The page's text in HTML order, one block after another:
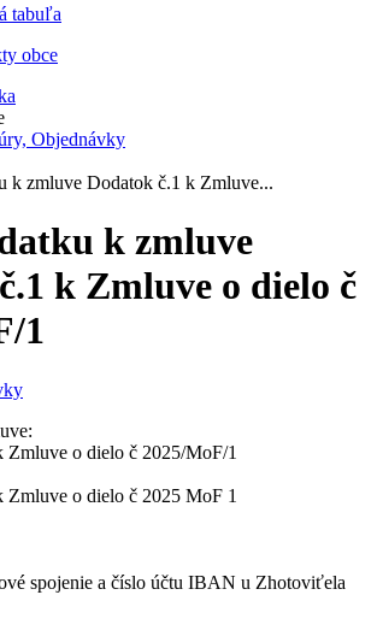
tabuľa
obce
Objednávky
k zmluve Dodatok č.1 k Zmluve...
k zmluve
k Zmluve o dielo č
1
Zmluve o dielo č 2025/MoF/1
Zmluve o dielo č 2025 MoF 1
spojenie a číslo účtu IBAN u Zhotoviťela